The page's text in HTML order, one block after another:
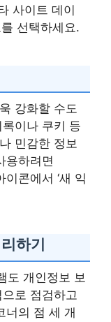
사이트 데이
선택하세요.
강화할 수도
이나 쿠키 등
민감한 정보
용하려면
콘에서 ‘새 익
하기
도 개인정보 보
로 점검하고
너의 점 세 개